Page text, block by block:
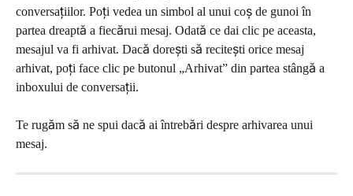
conversațiilor. Poți vedea un simbol al unui coș de gunoi în
partea dreaptă a fiecărui mesaj. Odată ce dai clic pe aceasta,
mesajul va fi arhivat. Dacă dorești să recitești orice mesaj
arhivat, poți face clic pe butonul „Arhivat” din partea stângă a
inboxului de conversații.
Te rugăm să ne spui dacă ai întrebări despre arhivarea unui
mesaj.